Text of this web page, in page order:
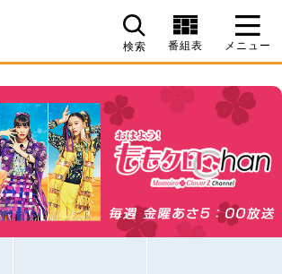
検索 番組表 メニュー